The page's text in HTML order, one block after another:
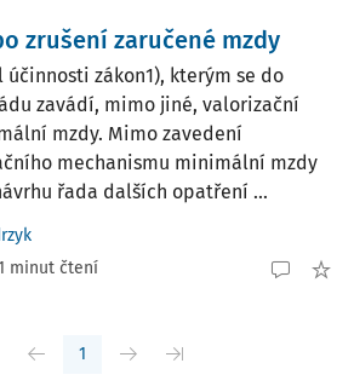
zrušení zaručené mzdy
účinnosti zákon1), kterým se do
zavádí, mimo jiné, valorizační
mzdy. Mimo zavedení
mechanismu minimální mzdy
řada dalších opatření ...
minut čtení
1